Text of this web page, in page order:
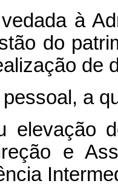
à
do
de
a
elevação
e